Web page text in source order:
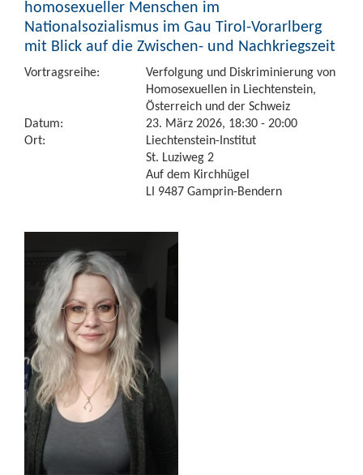
homosexueller Menschen im
Nationalsozialismus im Gau Tirol-Vorarlberg
mit Blick auf die Zwischen- und Nachkriegszeit
Vortragsreihe:
Verfolgung und Diskriminierung von
Homosexuellen in Liechtenstein,
Österreich und der Schweiz
Datum:
23. März 2026, 18:30 - 20:00
Ort:
Liechtenstein-Institut
St. Luziweg 2
Auf dem Kirchhügel
LI 9487 Gamprin-Bendern